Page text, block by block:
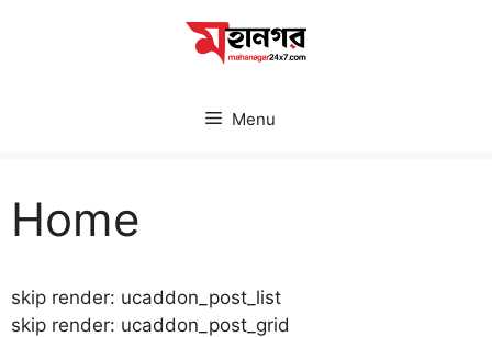
Menu
Home
skip render: ucaddon_post_list
skip render: ucaddon_post_grid